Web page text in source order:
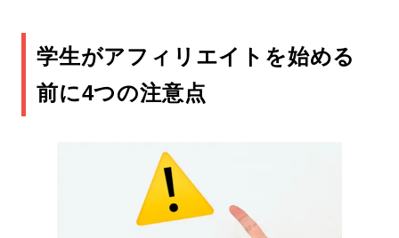
学生がアフィリエイトを始める
前に4つの注意点